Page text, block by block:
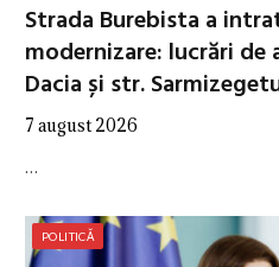
Strada Burebista a
modernizare: lucrări
Dacia și str.
7 august 2026
…
POLITICĂ